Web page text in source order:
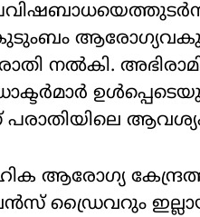
ന​ൽ​കി.
ആ​രോ​ഗ്യ
ഡ്രൈ​വ​റും